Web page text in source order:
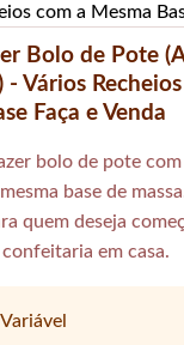
Bolo de Pote
- Vários
Faça e Venda
bolo de pote
base de
quem deseja
em casa.
Variável